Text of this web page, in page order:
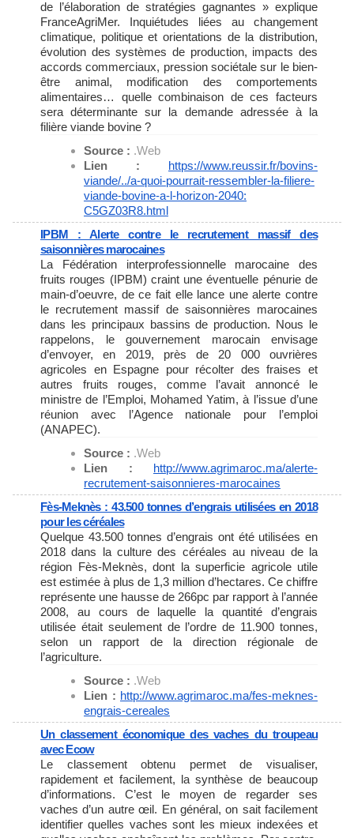
de l’élaboration de stratégies gagnantes » explique
FranceAgriMer. Inquiétudes liées au changement
climatique, politique et orientations de la distribution,
évolution des systèmes de production, impacts des
accords commerciaux, pression sociétale sur le bien-
être animal, modification des comportements
alimentaires… quelle combinaison de ces facteurs
sera déterminante sur la demande adressée à la
filière viande bovine ?
Source : .Web
Lien : https://www.reussir.fr/bovins-
viande/../a-quoi-pourrait-ressembler-la-filiere-
viande-bovine-a-l-horizon-2040:
C5GZ03R8.html
IPBM : Alerte contre le recrutement massif des
saisonnières marocaines
La Fédération interprofessionnelle marocaine des
fruits rouges (IPBM) craint une éventuelle pénurie de
main-d’oeuvre, de ce fait elle lance une alerte contre
le recrutement massif de saisonnières marocaines
dans les principaux bassins de production. Nous le
rappelons, le gouvernement marocain envisage
d’envoyer, en 2019, près de 20 000 ouvrières
agricoles en Espagne pour récolter des fraises et
autres fruits rouges, comme l’avait annoncé le
ministre de l’Emploi, Mohamed Yatim, à l’issue d’une
réunion avec l’Agence nationale pour l’emploi
(ANAPEC).
Source : .Web
Lien : http://www.agrimaroc.ma/alerte-
recrutement-saisonnieres-marocaines
Fès-Meknès : 43.500 tonnes d’engrais utilisées en 2018
pour les céréales
Quelque 43.500 tonnes d’engrais ont été utilisées en
2018 dans la culture des céréales au niveau de la
région Fès-Meknès, dont la superficie agricole utile
est estimée à plus de 1,3 million d’hectares. Ce chiffre
représente une hausse de 266pc par rapport à l’année
2008, au cours de laquelle la quantité d’engrais
utilisée était seulement de l’ordre de 11.900 tonnes,
selon un rapport de la direction régionale de
l’agriculture.
Source : .Web
Lien : http://www.agrimaroc.ma/fes-meknes-
engrais-cereales
Un classement économique des vaches du troupeau
avec Ecow
Le classement obtenu permet de visualiser,
rapidement et facilement, la synthèse de beaucoup
d’informations. C’est le moyen de regarder ses
vaches d’un autre œil. En général, on sait facilement
identifier quelles vaches sont les mieux indexées et